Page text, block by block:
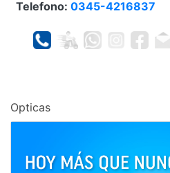
Telefono: 0345-4216837
Opticas